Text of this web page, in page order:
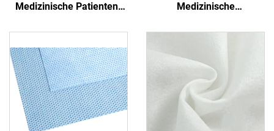
Medizinische Patienten-
Transfer-Blatt mit Griff
Medizinische
PP+PE Einmalbetttücher
Einmalblaues
Krankenhaus
Einmalbetttuch